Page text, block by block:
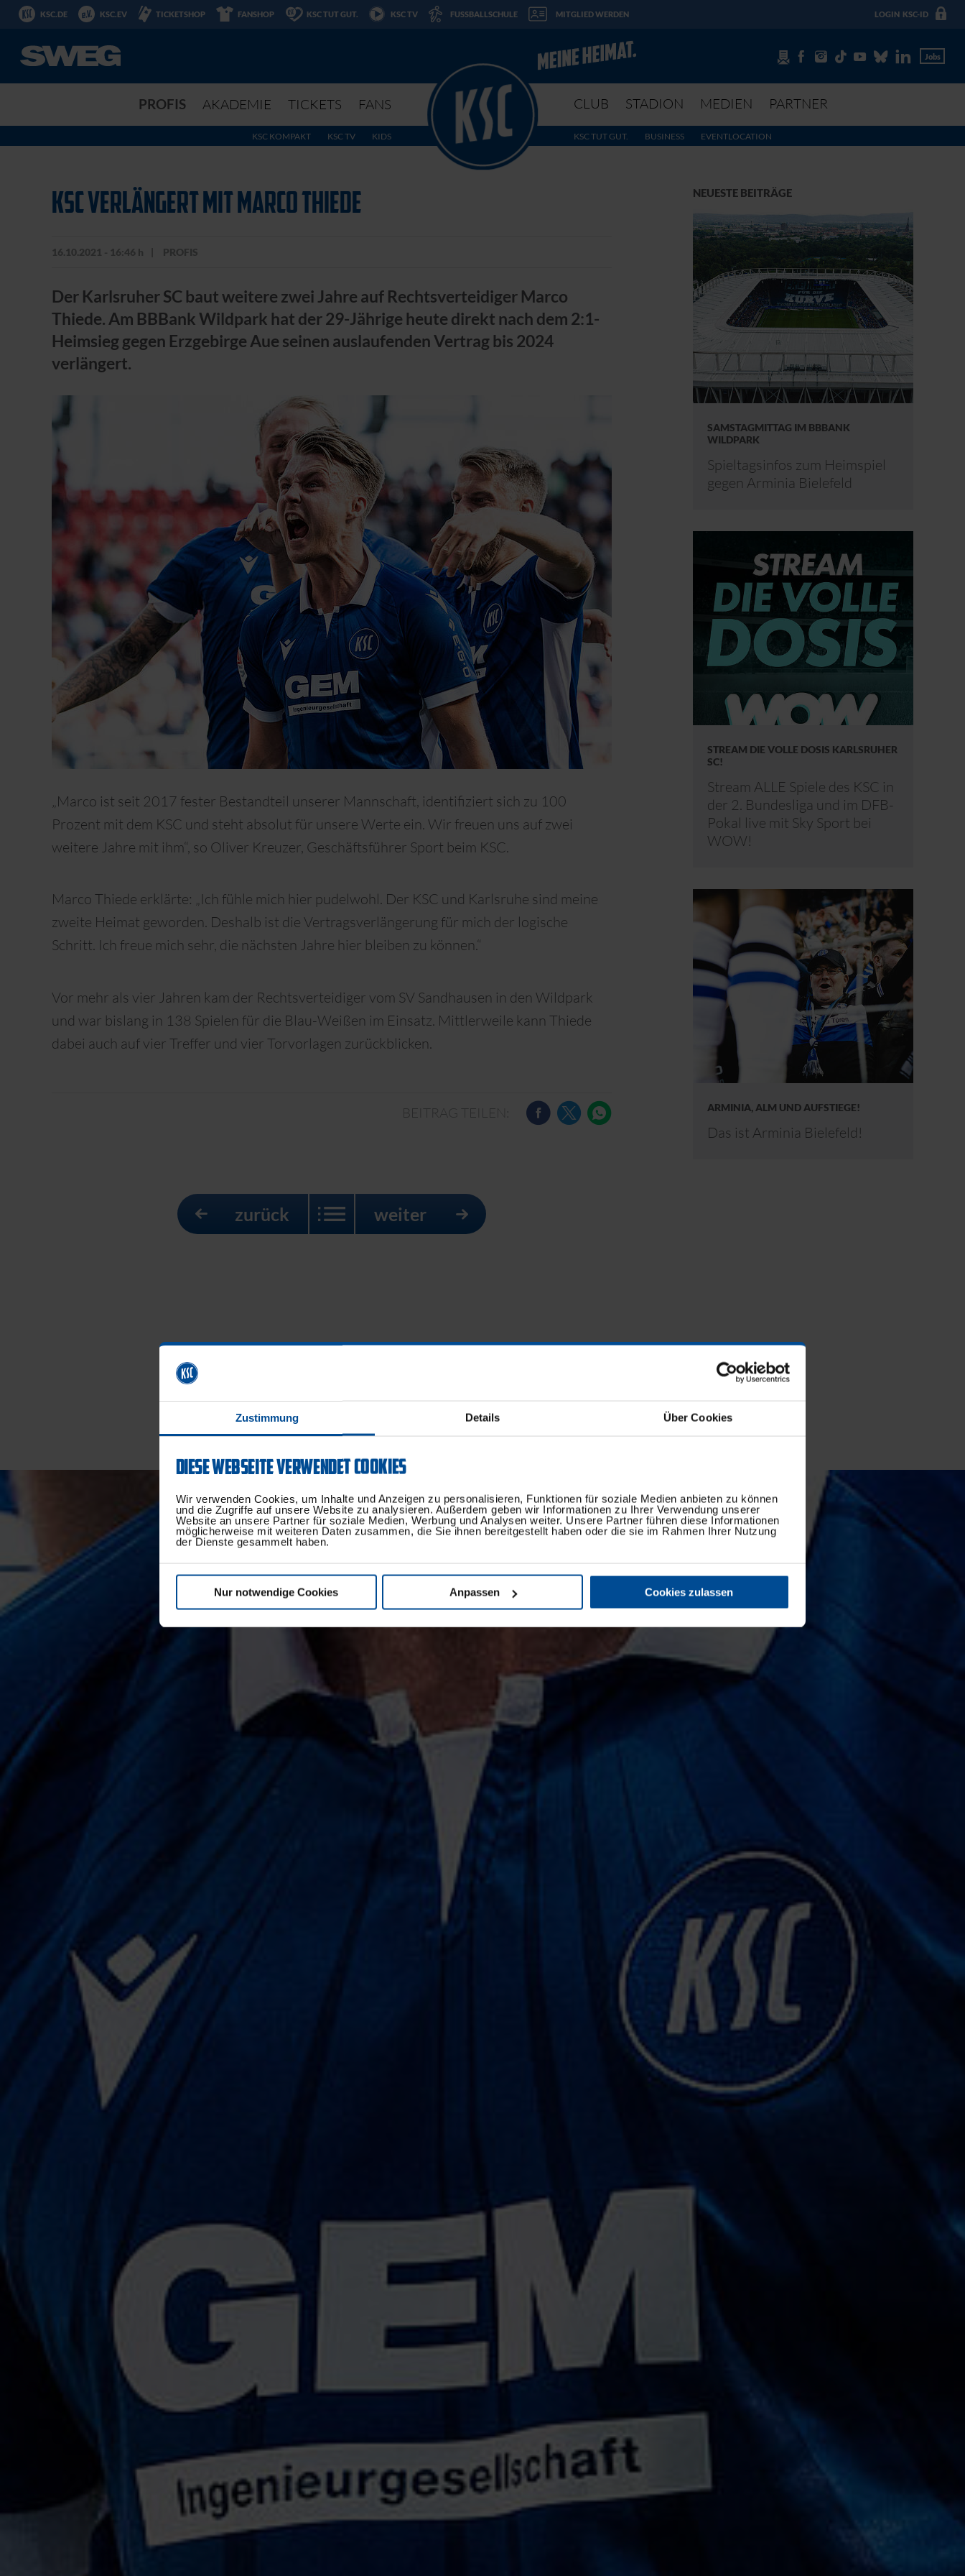
Zustimmung Details Über Cookies
DIESE WEBSEITE VERWENDET COOKIES
Wir verwenden Cookies, um Inhalte und Anzeigen zu personalisieren, Funktionen für soziale Medien anbieten zu können
und die Zugriffe auf unsere Website zu analysieren. Außerdem geben wir Informationen zu Ihrer Verwendung unserer
Website an unsere Partner für soziale Medien, Werbung und Analysen weiter. Unsere Partner führen diese Informationen
möglicherweise mit weiteren Daten zusammen, die Sie ihnen bereitgestellt haben oder die sie im Rahmen Ihrer Nutzung
der Dienste gesammelt haben.
Nur notwendige Cookies Anpassen Cookies zulassen
KSC.DE KSC.EV TICKETSHOP FANSHOP KSC TUT GUT. KSC TV FUSSBALLSCHULE MITGLIED WERDEN LOGIN KSC-ID
Jobs
PROFIS AKADEMIE TICKETS FANS CLUB STADION MEDIEN PARTNER
KSC KOMPAKT KSC TV KIDS KSC TUT GUT. BUSINESS EVENTLOCATION
KSC VERLÄNGERT MIT MARCO THIEDE
16.10.2021 - 16:46 h PROFIS
Der Karlsruher SC baut weitere zwei Jahre auf Rechtsverteidiger Marco
Thiede. Am BBBank Wildpark hat der 29-Jährige heute direkt nach dem 2:1-
Heimsieg gegen Erzgebirge Aue seinen auslaufenden Vertrag bis 2024
verlängert.
„Marco ist seit 2017 fester Bestandteil unserer Mannschaft, identifiziert sich zu 100
Prozent mit dem KSC und steht absolut für unsere Werte ein. Wir freuen uns auf zwei
weitere Jahre mit ihm“, so Oliver Kreuzer, Geschäftsführer Sport beim KSC.
Marco Thiede erklärte: „Ich fühle mich hier pudelwohl. Der KSC und Karlsruhe sind meine
zweite Heimat geworden. Deshalb ist die Vertragsverlängerung für mich der logische
Schritt. Ich freue mich sehr, die nächsten Jahre hier bleiben zu können.“
Vor mehr als vier Jahren kam der Rechtsverteidiger vom SV Sandhausen in den Wildpark
und war bislang in 138 Spielen für die Blau-Weißen im Einsatz. Mittlerweile kann Thiede
dabei auch auf vier Treffer und vier Torvorlagen zurückblicken.
BEITRAG TEILEN:
zurück weiter
NEUESTE BEITRÄGE
SAMSTAGMITTAG IM BBBANK
WILDPARK
Spieltagsinfos zum Heimspiel
gegen Arminia Bielefeld
STREAM DIE VOLLE DOSIS KARLSRUHER
SC!
Stream ALLE Spiele des KSC in
der 2. Bundesliga und im DFB-
Pokal live mit Sky Sport bei
WOW!
ARMINIA, ALM UND AUFSTIEGE!
Das ist Arminia Bielefeld!